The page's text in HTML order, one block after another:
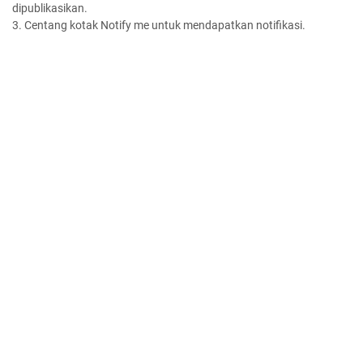
dipublikasikan.
3. Centang kotak Notify me untuk mendapatkan notifikasi.